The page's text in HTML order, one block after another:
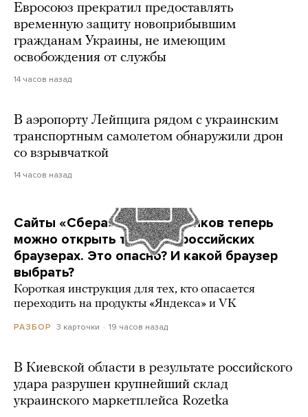
Евросоюз прекратил предоставлять
временную защиту новоприбывшим
гражданам Украины, не имеющим
освобождения от службы
14 часов назад
В аэропорту Лейпцига рядом с украинским
транспортным самолетом обнаружили дрон
со взрывчаткой
14 часов назад
Сайты «Сбера» и других банков теперь
можно открыть только в российских
браузерах. Это опасно? И какой браузер
выбрать?
Короткая инструкция для тех, кто опасается
переходить на продукты «Яндекса» и VK
РАЗБОР 3 карточки 19 часов назад
В Киевской области в результате российского
удара разрушен крупнейший склад
украинского маркетплейса Rozetka